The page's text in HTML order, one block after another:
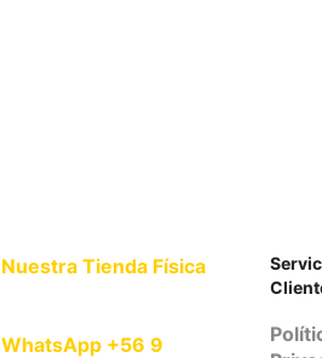
Nuestra Tienda Física
WhatsApp +56 9